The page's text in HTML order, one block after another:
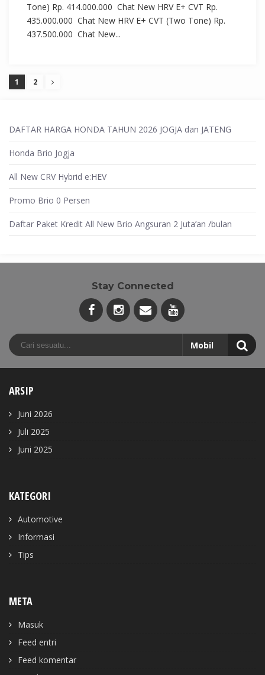
Tone) Rp. 414.000.000 Chat New HRV E+ CVT Rp.
435.000.000 Chat New HRV E+ CVT (Two Tone) Rp.
437.500.000 Chat New...
1 2
DAFTAR HARGA HONDA TAHUN 2026 JOGJA dan JATENG
Honda Brio Jogja
All New CRV Hybrid e:HEV
Promo Brio 0 Persen
Daftar Paket Kredit All New Brio Angsuran 2 Juta’an /bulan
Stay Connected
ARSIP
Juni 2026
Juli 2025
Juni 2025
KATEGORI
Automotive
Informasi
Tips
META
Masuk
Feed entri
Feed komentar